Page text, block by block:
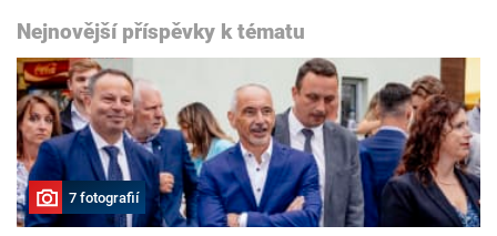
Nejnovější příspěvky k tématu
7 fotografií